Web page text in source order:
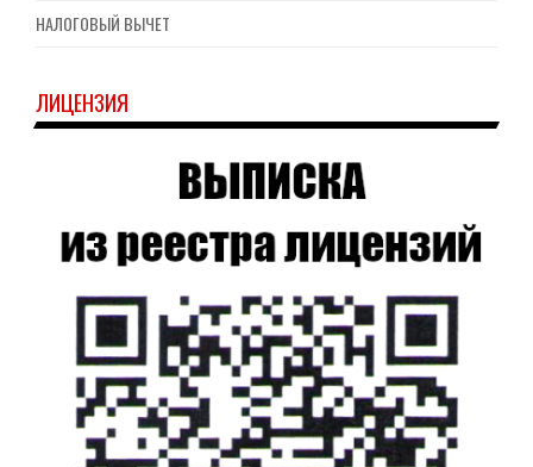
НАЛОГОВЫЙ ВЫЧЕТ
ЛИЦЕНЗИЯ